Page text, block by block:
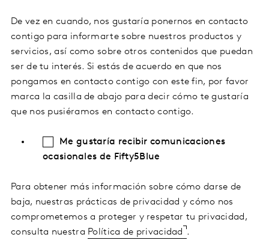
De vez en cuando, nos gustaría ponernos en contacto
contigo para informarte sobre nuestros productos y
servicios, así como sobre otros contenidos que puedan
ser de tu interés. Si estás de acuerdo en que nos
pongamos en contacto contigo con este fin, por favor
marca la casilla de abajo para decir cómo te gustaría
que nos pusiéramos en contacto contigo.
Me gustaría recibir comunicaciones
ocasionales de Fifty5Blue
Para obtener más información sobre cómo darse de
baja, nuestras prácticas de privacidad y cómo nos
comprometemos a proteger y respetar tu privacidad,
consulta nuestra Política de privacidad .